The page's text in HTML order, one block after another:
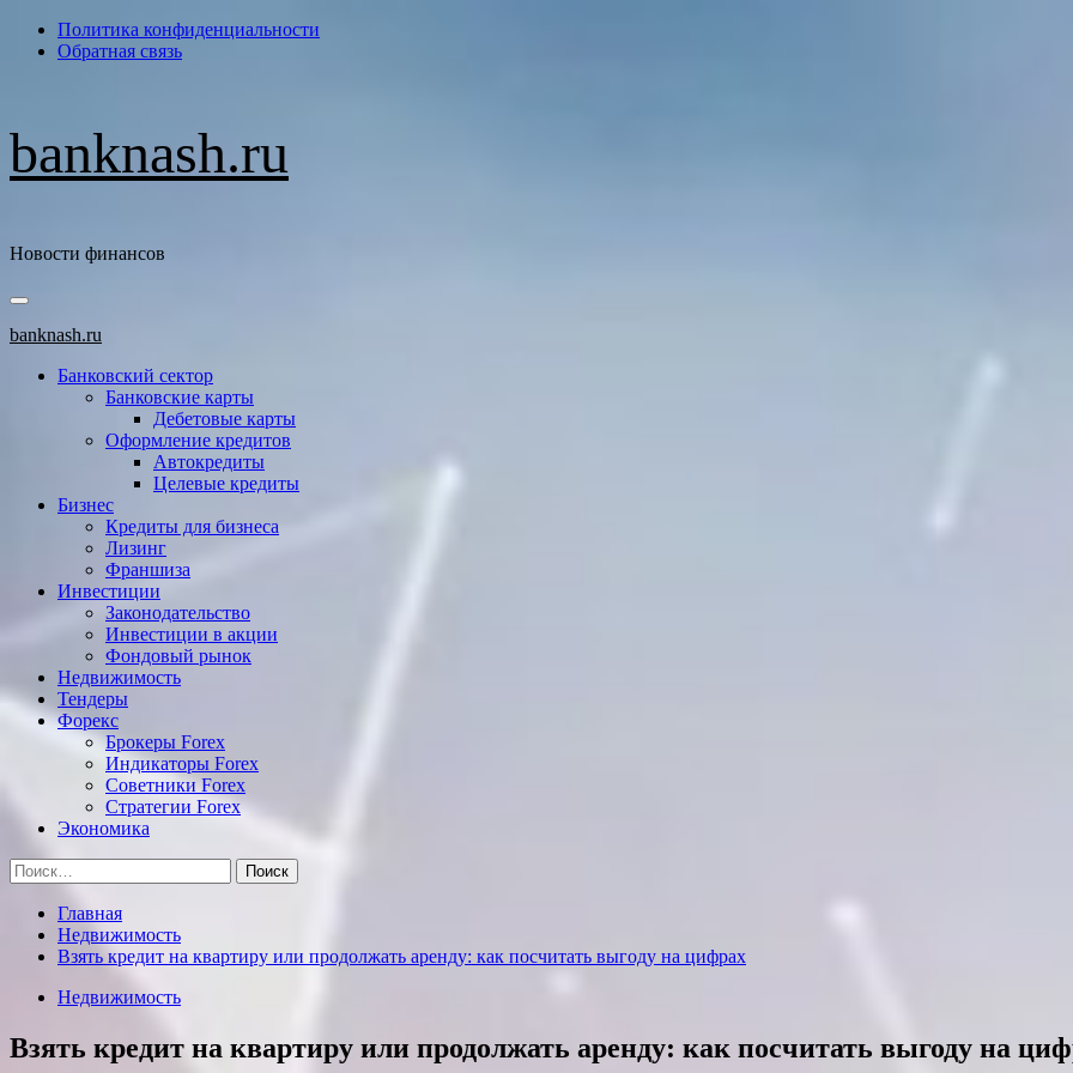
ПерейтиПолитика конфиденциальности
Обратная связь
banknash.ru
Новости финансов
Основное
меню
banknash.ru
Банковский сектор
Банковские карты
Дебетовые карты
Оформление кредитов
Автокредиты
Целевые кредиты
Бизнес
Кредиты для бизнеса
Лизинг
Франшиза
Инвестиции
Законодательство
Инвестиции в акции
Фондовый рынок
Недвижимость
Тендеры
Форекс
Брокеры Forex
Индикаторы Forex
Советники Forex
Стратегии Forex
Экономика
Найти:
Главная
Недвижимость
Взять кредит на квартиру или продолжать аренду: как посчитать выгоду на цифрах
Недвижимость
Взять кредит на квартиру или продолжать аренду: как посчитать выгоду на